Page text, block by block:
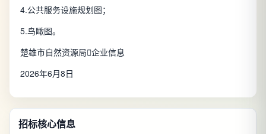
4.公共服务设施规划图；
5.鸟瞰图。
楚雄市自然资源局企业信息
2026年6月8日
招标核心信息